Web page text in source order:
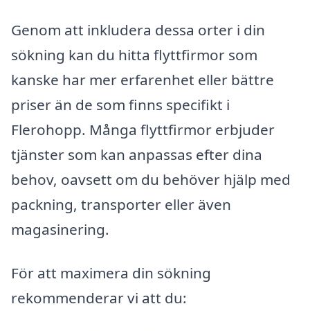
Genom att inkludera dessa orter i din
sökning kan du hitta flyttfirmor som
kanske har mer erfarenhet eller bättre
priser än de som finns specifikt i
Flerohopp. Många flyttfirmor erbjuder
tjänster som kan anpassas efter dina
behov, oavsett om du behöver hjälp med
packning, transporter eller även
magasinering.
För att maximera din sökning
rekommenderar vi att du: